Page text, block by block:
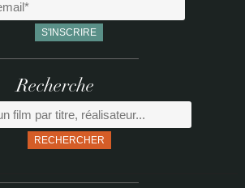
Recherche
RECHERCHER